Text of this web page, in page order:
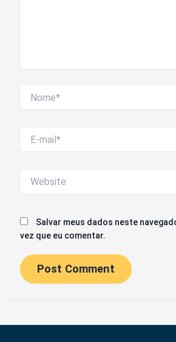
mail*
Salvar meus dados neste
vez que eu comentar.